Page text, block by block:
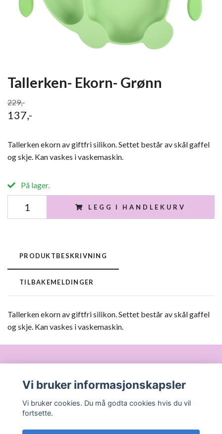
Tallerken- Ekorn- Grønn
229,-
137,-
Tallerken ekorn av giftfri silikon. Settet består av skål gaffel
og skje. Kan vaskes i vaskemaskin.
På lager.
LEGG I HANDLEKURV
PRODUKTBESKRIVNING
TILBAKEMELDINGER
Tallerken ekorn av giftfri silikon. Settet består av skål gaffel
og skje. Kan vaskes i vaskemaskin.
Om oss
Les mer
Vi bruker informasjonskapsler
Vi bruker cookies. Du må godta cookies hvis du vil
fortsette.